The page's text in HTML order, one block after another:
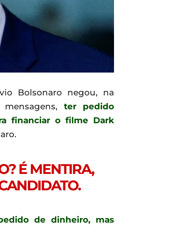
Bolsonaro negou, na
ter pedido
financiar o filme Dark
É MENTIRA,
de dinheiro, mas